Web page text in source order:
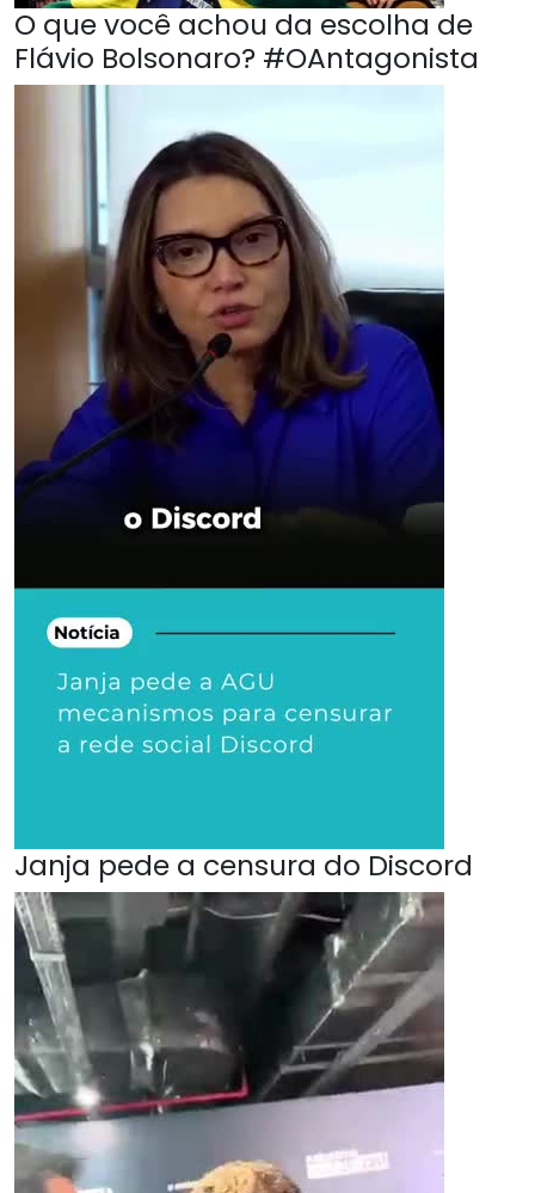
O que você achou da escolha de
Flávio Bolsonaro? #OAntagonista
Janja pede a censura do Discord